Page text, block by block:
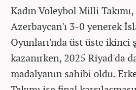
Kadın Voleybol Milli
Azerbaycan'ı 3-0 yenerek
Oyunları'nda üst üste ikinci
kazanırken, 2025 Riyad'da
madalyanın sahibi oldu.